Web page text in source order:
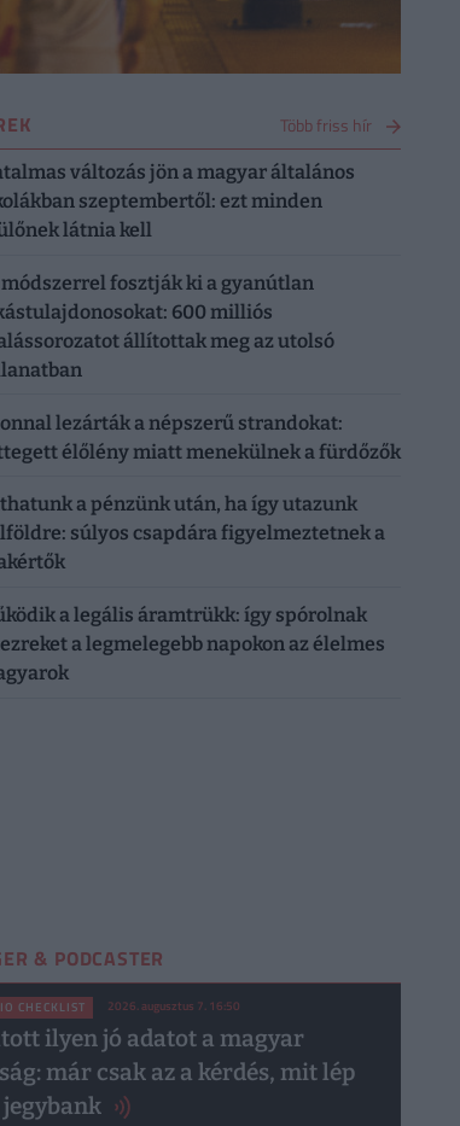
Több friss hír
változás jön a magyar általános
szeptembertől: ezt minden
látnia kell
fosztják ki a gyanútlan
600 milliós
állítottak meg az utolsó
lezárták a népszerű strandokat:
élőlény miatt menekülnek a fürdőzők
a pénzünk után, ha így utazunk
súlyos csapdára figyelmeztetnek a
a legális áramtrükk: így spórolnak
a legmelegebb napokon az élelmes
& PODCASTER
CHECKLIST 2026. augusztus 7. 16:50
ilyen jó adatot a magyar
már csak az a kérdés, mit lép